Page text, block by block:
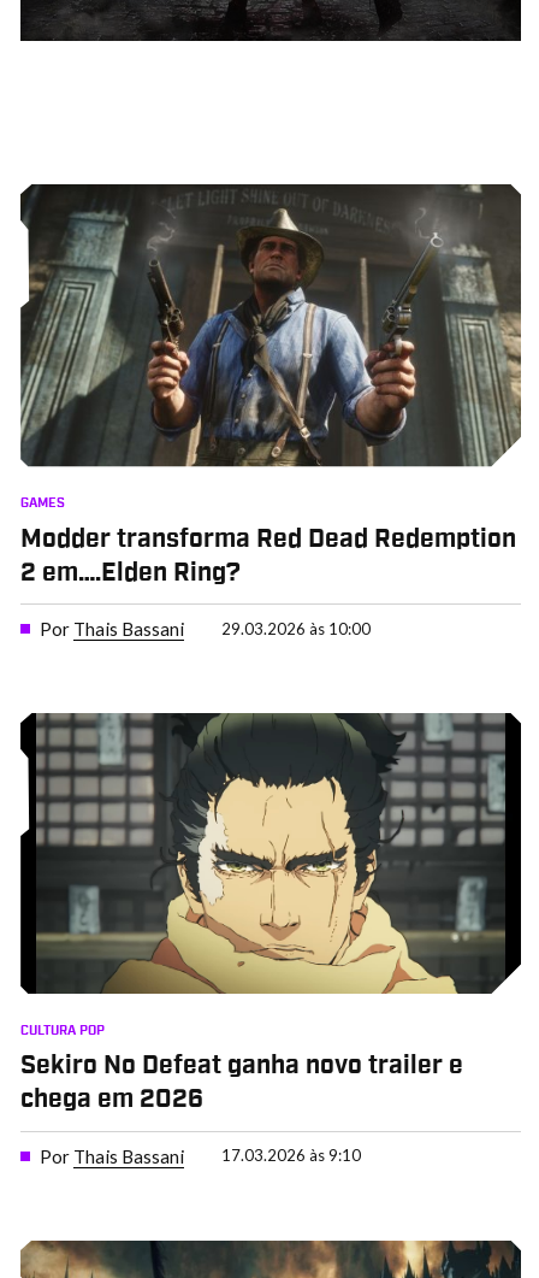
GAMES
Modder transforma Red Dead Redemption
2 em….Elden Ring?
Por Thais Bassani 29.03.2026 às 10:00
CULTURA POP
Sekiro No Defeat ganha novo trailer e
chega em 2026
Por Thais Bassani 17.03.2026 às 9:10